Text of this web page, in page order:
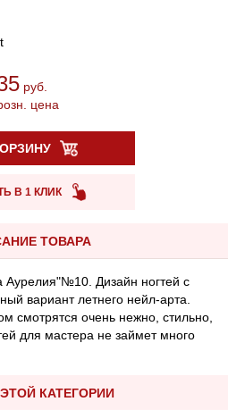
руб.
цена
В 1 КЛИК
ТОВАРА
Аурелия"№10. Дизайн ногтей с
вариант летнего нейл-арта.
смотрятся очень нежно, стильно,
для мастера не займет много
КАТЕГОРИИ